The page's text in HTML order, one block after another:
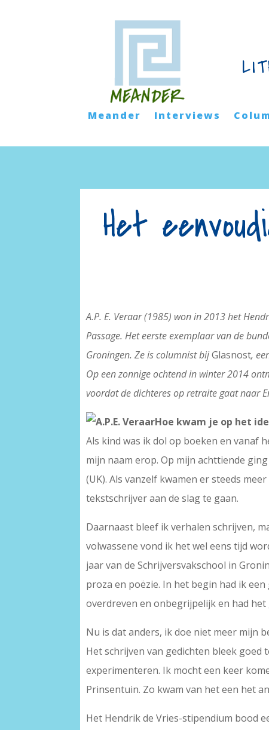
Meander Interviews
Het
A.P. E. Veraar (1985) won in 2013 het
Passage. Het eerste exemplaar van de
Groningen. Ze is columnist bijGlasnost,
Op een zonnige ochtend in winter 2014
voordat de dichteres op retraite gaat naar
Hoe kwam je op het
Als kind was ik dol op boeken en vanaf
mijn naam erop. Op mijn achttiende
(UK). Als vanzelf kwamen er steeds
tekstschrijver aan de slag te gaan.
Daarnaast bleef ik verhalen schrijven,
volwassene vond ik het wel eens tijd
jaar van de Schrijversvakschool in
proza en poëzie. In het begin had ik
overdreven en onbegrijpelijk en had
Nu is dat anders, ik doe niet meer mijn
Het schrijven van gedichten bleek goed
experimenteren. Ik mocht een keer
Prinsentuin. Zo kwam van het een het
Het Hendrik de Vries-stipendium bood